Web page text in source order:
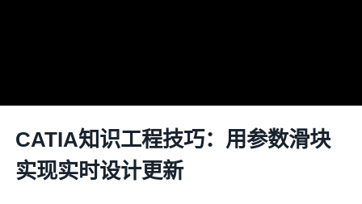
CATIA知识工程技巧：用参数滑块
实现实时设计更新